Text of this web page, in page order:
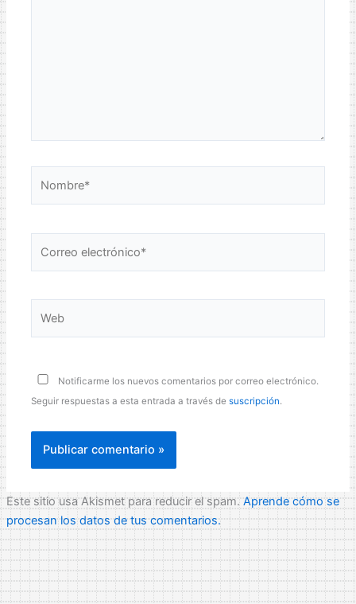
electrónico*
Notificarme los nuevos comentarios por correo electrónico.
Seguir respuestas a esta entrada a través desuscripción.
Este sitio usa Akismet para reducir el spam.Aprende cómo se
procesan los datos de tus comentarios.